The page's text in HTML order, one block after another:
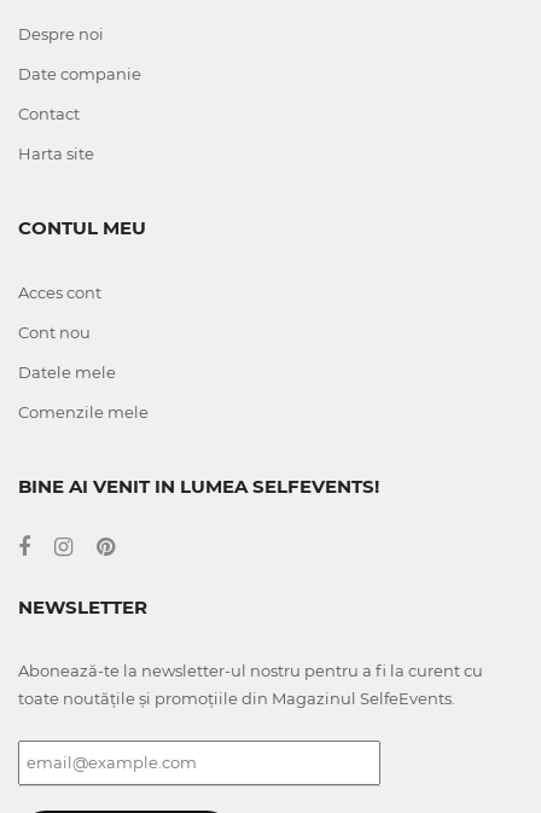
Despre noi
Date companie
Contact
Harta site
CONTUL MEU
Acces cont
Cont nou
Datele mele
Comenzile mele
BINE AI VENIT IN LUMEA SELFEVENTS!
NEWSLETTER
Abonează-te la newsletter-ul nostru pentru a fi la curent cu
toate noutățile și promoțiile din Magazinul SelfeEvents.